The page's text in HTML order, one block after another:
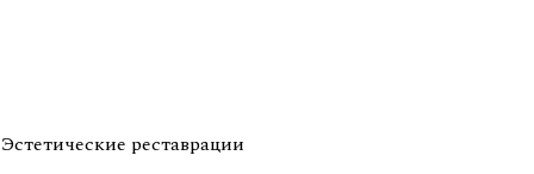
Эстетические реставрации